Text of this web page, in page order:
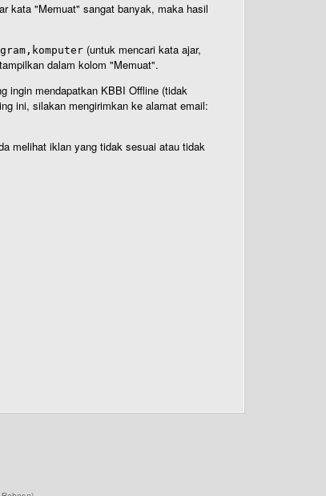
kata "Memuat" sangat banyak, maka hasil
(untuk mencari kata ajar,
dalam kolom "Memuat".
ingin mendapatkan KBBI Offline (tidak
ini, silakan mengirimkan ke alamat email:
melihat iklan yang tidak sesuai atau tidak